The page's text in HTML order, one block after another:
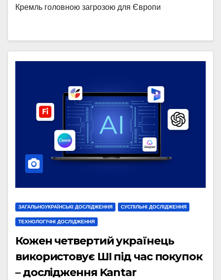
Кремль головною загрозою для Європи
ЗАГАЛЬНОУКРАЇНСЬКІ ДОСЛІДЖЕННЯ СУСПІЛЬНІ ДОСЛІДЖЕННЯ
ТЕХНОЛОГІЧНІ ДОСЛІДЖЕННЯ
Кожен четвертий українець
використовує ШІ під час покупок
– дослідження Kantar